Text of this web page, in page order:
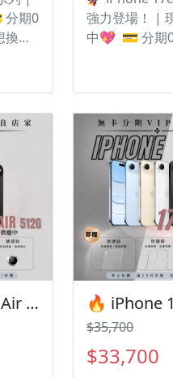
期0
新
鬆！
多
保
購
有任
方
七
有
告
新品
古
家
、
強力登場！ |
中💖 💳 分期
讓你邊用新機
月付超輕鬆！
買I17 | 贈送
🎁 • 9H防撞保
撞空壓殼 ‼️ 購
意事項 ‼️ • 有
歡迎洽群官方
@kjg6280d •
期內，如商品
請盡速向我們
協助處理 • 全
保固一年，中
保固15天 • 店
時修改、變更
動之權利
🔥 iPhone 17 Air 512G 有額度快速過件🎯 想換新機？現在就是最佳時機！現貨當天審件當天過件即可以馬上寄出
$35,700
$33,700